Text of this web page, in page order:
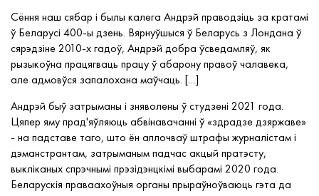
Сёння наш сябар і былы калега Андрэй праводзіць за кратамі
ў Беларусі 400-ы дзень. Вярнуўшыся ў Беларусь з Лондана ў
сярэдзіне 2010-х гадоў, Андрэй добра ўсведамляў, як
рызыкоўна працягваць працу ўабарону правоў чалавека,
алеадмовўся запалохана маўчаць. […]
Андрэй быў затрыманы і зняволены ў студзені 2021 года.
Цяпер ямупрад'яўляюць абвінавачанні ў «здрадзе дзяржаве»
- на падставе таго, што ён аплочваўштрафы журналістам і
дэманстрантам, затрыманым падчас акцый пратэсту,
выкліканых спрэчнымі прэзідэнцкімі выбарамі 2020 года.
Беларускія праваахоўныя органы прыраўноўваюць гэта да